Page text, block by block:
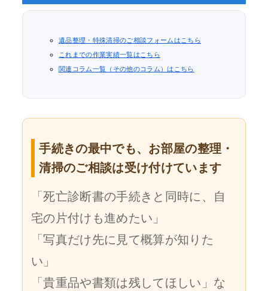
遺品整理・特殊清掃のご相談フォームはこちら
これまでの作業実績一覧はこちら
関連コラム一覧（その他のコラム）はこちら
手続きの最中でも、お部屋の整理・
清掃のご相談は受け付けています
「死亡診断書の手続きと同時に、自
宅の片付けも進めたい」
「写真だけ先に見て概算が知りた
い」
「貴重品や書類は残してほしい」な